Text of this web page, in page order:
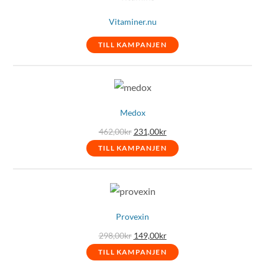
Vitaminer.nu
TILL KAMPANJEN
Medox
462,00kr Det
ursprungliga
priset
var:
231,00krDet
nuvarande
priset
är:
TILL KAMPANJEN
Provexin
298,00kr Det
ursprungliga
priset
var:
149,00krDet
nuvarande
priset
är:
TILL KAMPANJEN